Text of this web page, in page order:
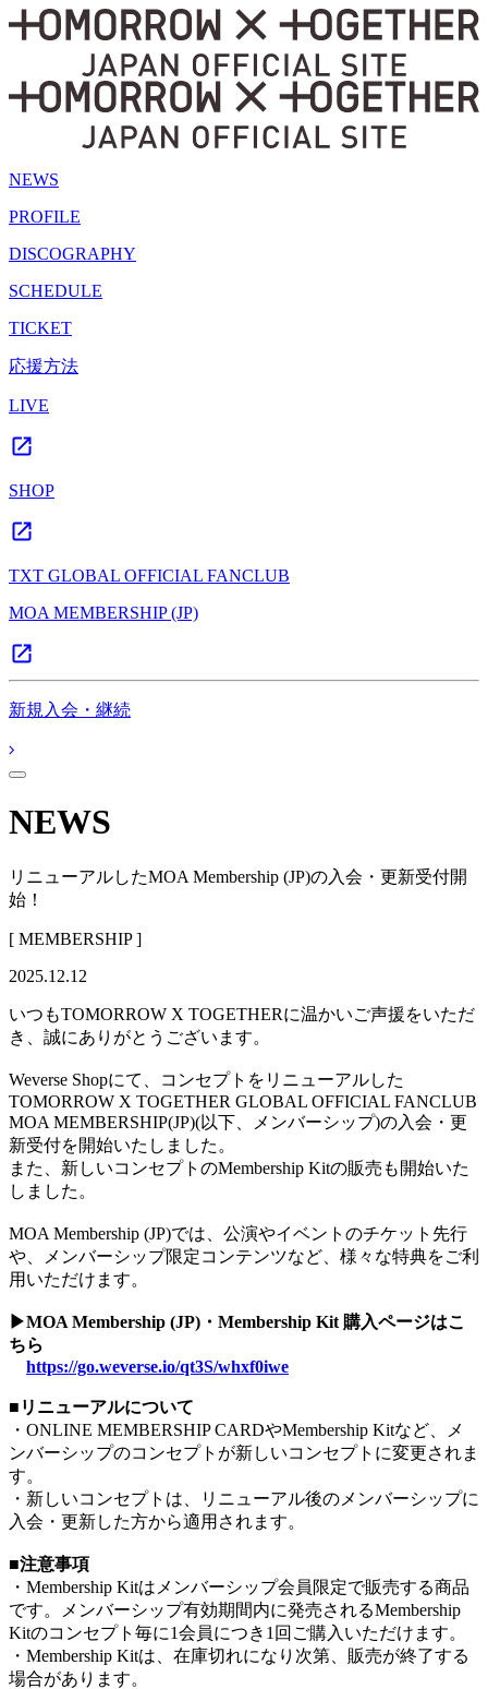
NEWS
PROFILE
DISCOGRAPHY
SCHEDULE
TICKET
応援方法
LIVE
SHOP
TXT GLOBAL OFFICIAL FANCLUB
MOA MEMBERSHIP (JP)
新規入会・継続
NEWS
リニューアルしたMOA Membership (JP)の入会・更新受付開
始！
[ MEMBERSHIP ]
2025.12.12
いつもTOMORROW X TOGETHERに温かいご声援をいただ
き、誠にありがとうございます。
Weverse Shopにて、コンセプトをリニューアルした
TOMORROW X TOGETHER GLOBAL OFFICIAL FANCLUB
MOA MEMBERSHIP(JP)(以下、メンバーシップ)の入会・更
新受付を開始いたしました。
また、新しいコンセプトのMembership Kitの販売も開始いた
しました。
MOA Membership (JP)では、公演やイベントのチケット先行
や、メンバーシップ限定コンテンツなど、様々な特典をご利
用いただけます。
▶MOA Membership (JP)・Membership Kit 購入ページはこ
ちら
https://go.weverse.io/qt3S/whxf0iwe
■リニューアルについて
・ONLINE MEMBERSHIP CARDやMembership Kitなど、メ
ンバーシップのコンセプトが新しいコンセプトに変更されま
す。
・新しいコンセプトは、リニューアル後のメンバーシップに
入会・更新した方から適用されます。
■注意事項
・Membership Kitはメンバーシップ会員限定で販売する商品
です。メンバーシップ有効期間内に発売されるMembership
Kitのコンセプト毎に1会員につき1回ご購入いただけます。
・Membership Kitは、在庫切れになり次第、販売が終了する
場合があります。